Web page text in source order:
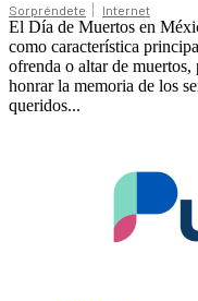
Sorpréndete Internet
El Día de Muertos en
como característica
ofrenda o altar de muertos,
honrar la memoria de los
queridos...